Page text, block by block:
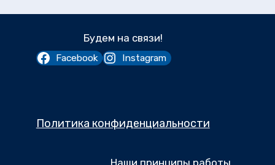
Будем на связи!
Facebook Instagram
Политика конфиденциальности